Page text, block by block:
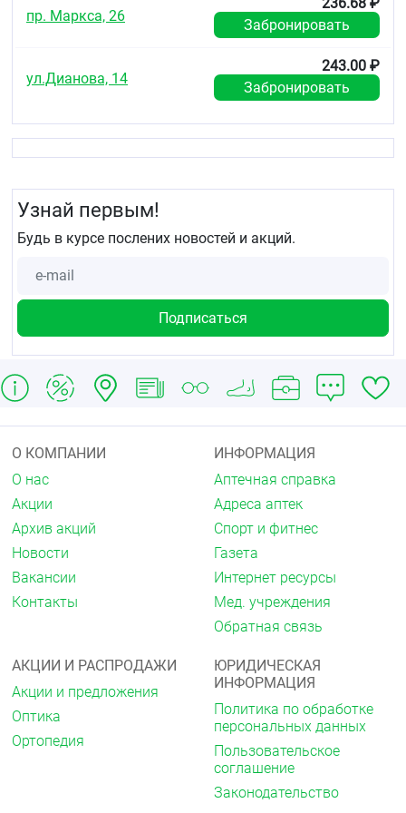
пр. Маркса, 26
Забронировать
ул.Дианова, 14
243.00 ₽
Забронировать
Узнай первым!
Будь в курсе послених новостей и акций.
О КОМПАНИИ
О нас
Акции
Архив акций
Новости
Вакансии
Контакты
ИНФОРМАЦИЯ
Аптечная справка
Адреса аптек
Спорт и фитнес
Газета
Интернет ресурсы
Мед. учреждения
Обратная связь
АКЦИИ И РАСПРОДАЖИ
Акции и предложения
Оптика
Ортопедия
ЮРИДИЧЕСКАЯ
ИНФОРМАЦИЯ
Политика по обработке
персональных данных
Пользовательское
соглашение
Законодательство